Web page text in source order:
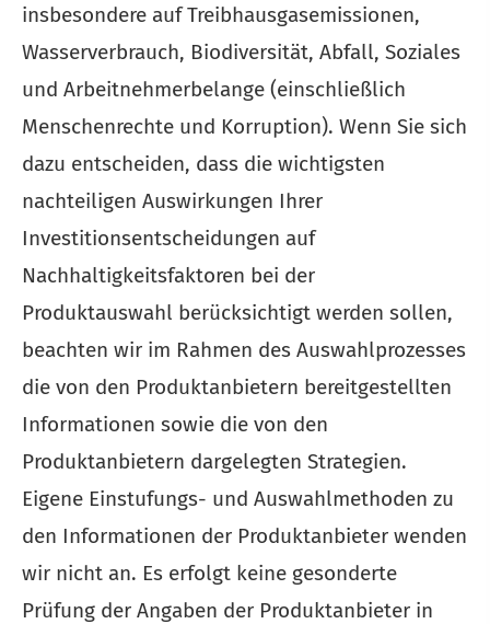
insbesondere auf Treibhausgasemissionen,
Wasserverbrauch, Biodiversität, Abfall, Soziales
und Arbeitnehmerbelange (einschließlich
Menschenrechte und Korruption). Wenn Sie sich
dazu entscheiden, dass die wichtigsten
nachteiligen Auswirkungen Ihrer
Investitionsentscheidungen auf
Nachhaltigkeitsfaktoren bei der
Produktauswahl berücksichtigt werden sollen,
beachten wir im Rahmen des Auswahlprozesses
die von den Produktanbietern bereitgestellten
Informationen sowie die von den
Produktanbietern dargelegten Strategien.
Eigene Einstufungs- und Auswahlmethoden zu
den Informationen der Produktanbieter wenden
wir nicht an. Es erfolgt keine gesonderte
Prüfung der Angaben der Produktanbieter in